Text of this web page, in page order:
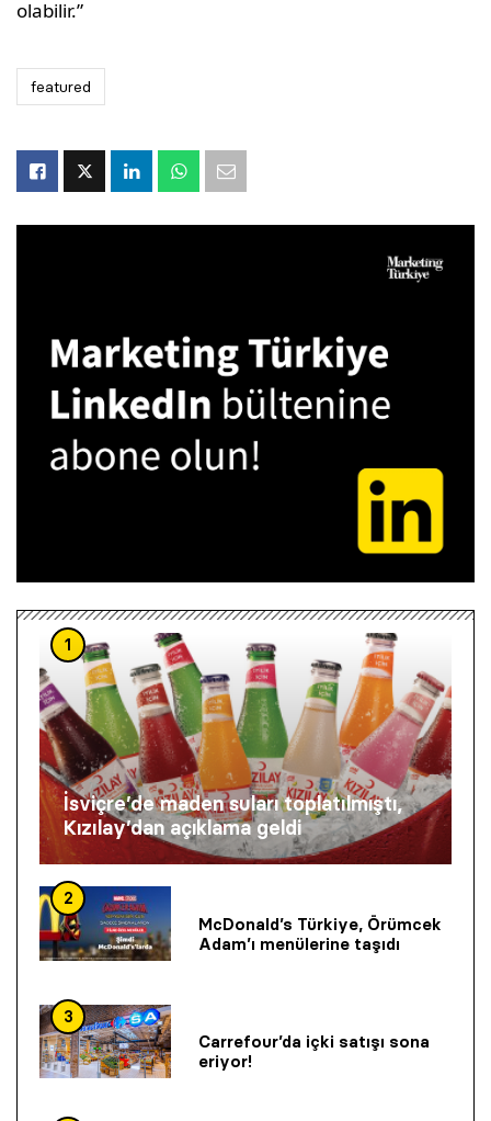
olabilir.”
featured
1
İsviçre’de maden suları toplatılmıştı,
Kızılay’dan açıklama geldi
2
McDonald’s Türkiye, Örümcek
Adam’ı menülerine taşıdı
3
Carrefour’da içki satışı sona
eriyor!